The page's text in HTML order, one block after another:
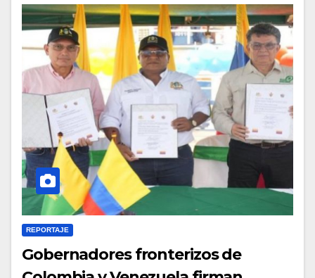
REPORTAJE
Gobernadores fronterizos de